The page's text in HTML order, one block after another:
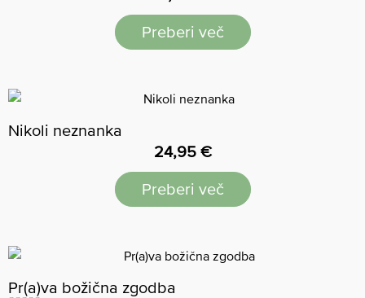
Preberi več
Nikoli neznanka
24,95 €
Preberi več
Pr(a)va božična zgodba